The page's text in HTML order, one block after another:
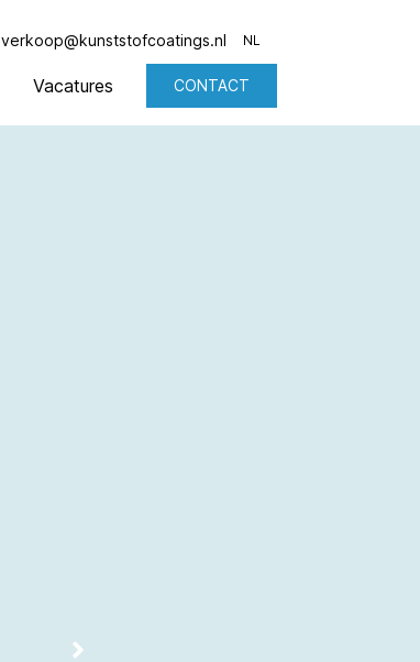
verkoop@kunststofcoatings.nl NL
Vacatures CONTACT